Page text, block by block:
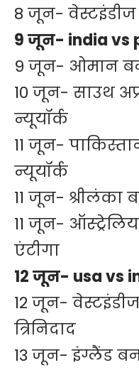
8 जून- वेस्टइंडीज
9 जून- india vs
9 जून- ओमान
10 जून- साउथ
न्यूयॉर्क
11 जून-
न्यूयॉर्क
11 जून- श्रीलंका
11 जून-
एंटीगा
12 जून- usa vs
12 जून-
त्रिनिदाद
13 जून- इंग्लैंड